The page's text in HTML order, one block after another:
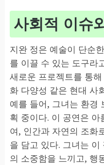
사회적 이슈
지완 정은 예술이 단순
를 이끌 수 있는 도구라
새로운 프로젝트를 통
화 다양성 같은 현대 사
예를 들어, 그녀는 환경
획 중이다. 이 공연은
여, 인간과 자연의 조화
을 담고 있다. 그녀는
의 소중함을 느끼고, 행